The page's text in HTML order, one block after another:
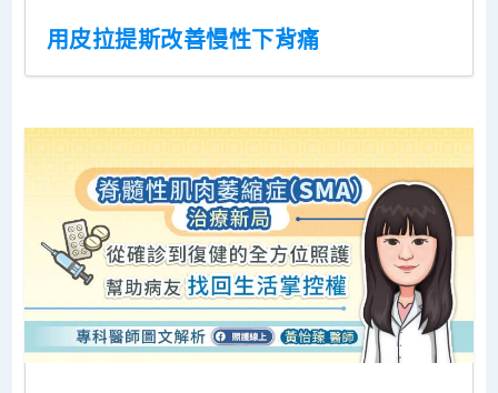
用皮拉提斯改善慢性下背痛